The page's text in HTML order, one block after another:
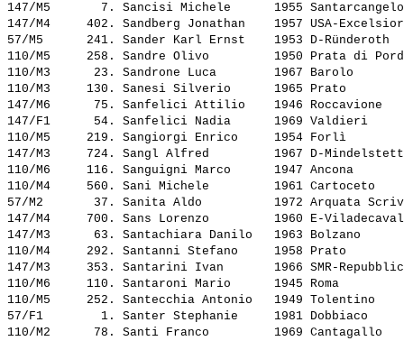
147/M5       7. Sancisi Michele
1955
147/M4     402. Sandberg Jonathan
1957 USA-
57/M5      241. Sander Karl Ernst
1953 D-
110/M5     258. Sandre Olivo
1950 Prata di
110/M3      23. Sandrone Luca
1967 Barolo
110/M3     130. Sanesi Silverio
1965 Prato
147/M6      75. Sanfelici Attilio
1946
147/F1      54. Sanfelici Nadia
1969 Valdieri
110/M5     219. Sangiorgi Enrico
1954 Forlì
147/M3     724. Sangl Alfred
1967 D-
110/M6     116. Sanguigni Marco
1947 Ancona
110/M4     560. Sani Michele
1961 Cartoceto
57/M2       37. Sanita Aldo
1972 Arquata
147/M4     700. Sans Lorenzo
1960 E-
147/M3      63. Santachiara Danilo
1963 Bolzano
110/M4     292. Santanni Stefano
1958 Prato
147/M3     353. Santarini Ivan
1966 SMR-
110/M6     110. Santaroni Mario
1945 Roma
110/M5     252. Santecchia Antonio
1949 Tolentino
57/F1        1. Santer Stephanie
1981
110/M2      78. Santi Franco
1969